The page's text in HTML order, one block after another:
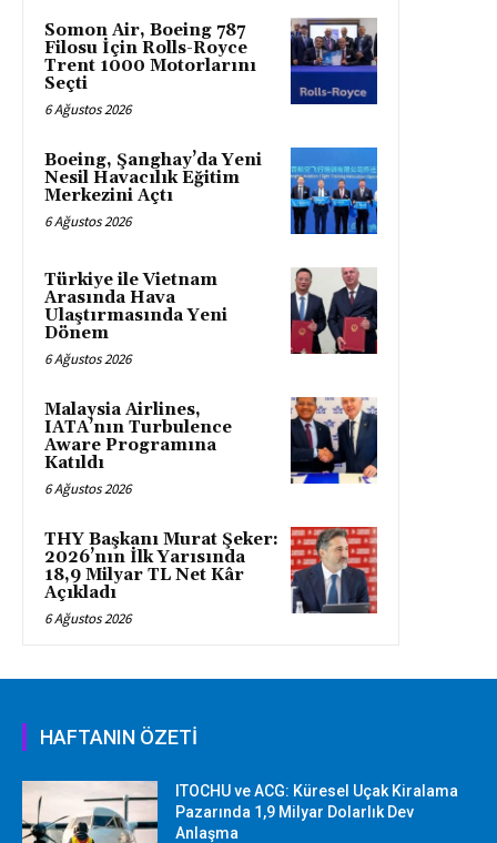
Somon Air, Boeing 787
Filosu İçin Rolls-Royce
Trent 1000 Motorlarını
Seçti
6 Ağustos 2026
Boeing, Şanghay’da Yeni
Nesil Havacılık Eğitim
Merkezini Açtı
6 Ağustos 2026
Türkiye ile Vietnam
Arasında Hava
Ulaştırmasında Yeni
Dönem
6 Ağustos 2026
Malaysia Airlines,
IATA’nın Turbulence
Aware Programına
Katıldı
6 Ağustos 2026
THY Başkanı Murat Şeker:
2026’nın İlk Yarısında
18,9 Milyar TL Net Kâr
Açıkladı
6 Ağustos 2026
HAFTANIN ÖZETİ
ITOCHU ve ACG: Küresel Uçak Kiralama
Pazarında 1,9 Milyar Dolarlık Dev
Anlaşma